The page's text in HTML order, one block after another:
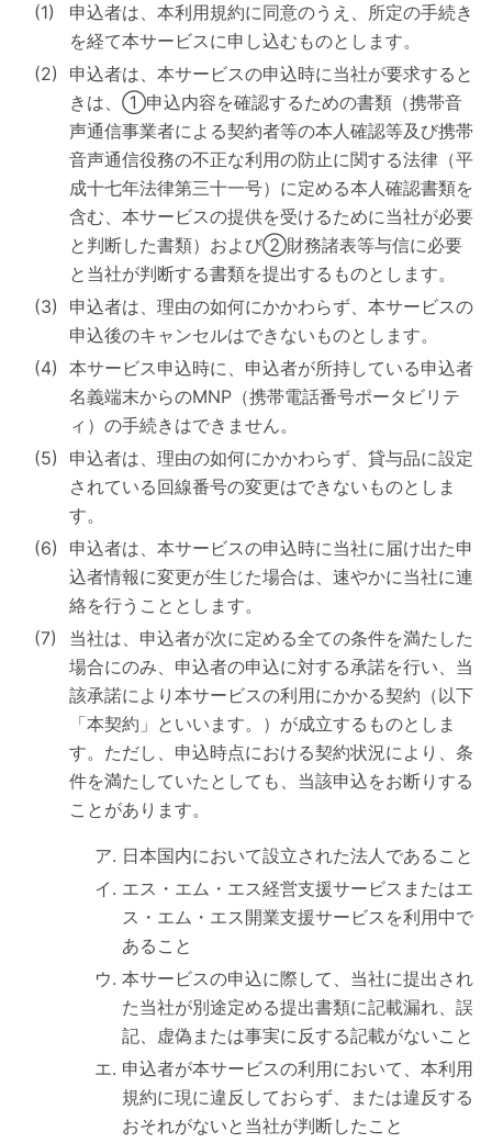
申込者は、本利用規約に同意のうえ、所定の手続き
を経て本サービスに申し込むものとします。
申込者は、本サービスの申込時に当社が要求すると
きは、①申込内容を確認するための書類（携帯音
声通信事業者による契約者等の本人確認等及び携帯
音声通信役務の不正な利用の防止に関する法律（平
成十七年法律第三十一号）に定める本人確認書類を
含む、本サービスの提供を受けるために当社が必要
と判断した書類）および②財務諸表等与信に必要
と当社が判断する書類を提出するものとします。
申込者は、理由の如何にかかわらず、本サービスの
申込後のキャンセルはできないものとします。
本サービス申込時に、申込者が所持している申込者
名義端末からのMNP（携帯電話番号ポータビリテ
ィ）の手続きはできません。
申込者は、理由の如何にかかわらず、貸与品に設定
されている回線番号の変更はできないものとしま
す。
申込者は、本サービスの申込時に当社に届け出た申
込者情報に変更が生じた場合は、速やかに当社に連
絡を行うこととします。
当社は、申込者が次に定める全ての条件を満たした
場合にのみ、申込者の申込に対する承諾を行い、当
該承諾により本サービスの利用にかかる契約（以下
「本契約」といいます。）が成立するものとしま
す。ただし、申込時点における契約状況により、条
件を満たしていたとしても、当該申込をお断りする
ことがあります。
日本国内において設立された法人であること
エス・エム・エス経営支援サービスまたはエ
ス・エム・エス開業支援サービスを利用中で
あること
本サービスの申込に際して、当社に提出され
た当社が別途定める提出書類に記載漏れ、誤
記、虚偽または事実に反する記載がないこと
申込者が本サービスの利用において、本利用
規約に現に違反しておらず、または違反する
おそれがないと当社が判断したこと